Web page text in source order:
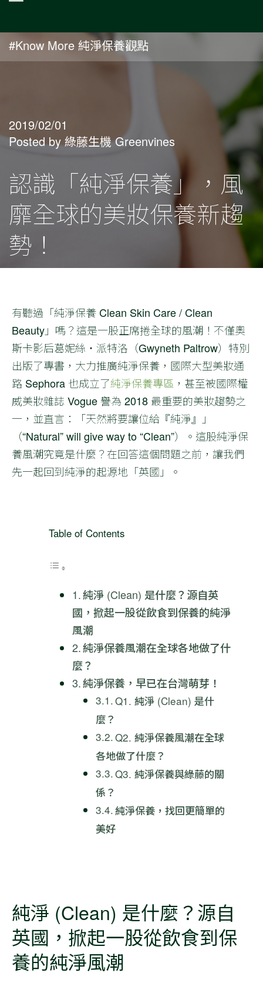
2019/02/01
Posted by 綠藤生機 Greenvines
#Know More 純淨保養觀點
認識「純淨保養」，風
靡全球的美妝保養新趨
勢！
有聽過「純淨保養 Clean Skin Care / Clean
Beauty」嗎？這是一股正席捲全球的風潮！不僅奧
斯卡影后葛妮絲・派特洛（Gwyneth Paltrow）特別
出版了專書，大力推廣純淨保養，國際大型美妝通
路 Sephora 也成立了純淨保養專區 ，甚至被國際權
威美妝雜誌 Vogue 譽為 2018 最重要的美妝趨勢之
一，並直言：「天然將要讓位給『純淨』」
（“Natural” will give way to “Clean”）。這股純淨保
養風潮究竟是什麼？在回答這個問題之前，讓我們
先一起回到純淨的起源地「英國」。
Table of Contents
純淨 (Clean) 是什麼？源自英
國，掀起一股從飲食到保養的純淨
風潮
純淨保養風潮在全球各地做了什
麼？
純淨保養，早已在台灣萌芽！
Q1. 純淨 (Clean) 是什
麼？
Q2. 純淨保養風潮在全球
各地做了什麼？
Q3. 純淨保養與綠藤的關
係？
純淨保養，找回更簡單的
美好
純淨 (Clean) 是什麼？源自
英國，掀起一股從飲食到保
養的純淨風潮